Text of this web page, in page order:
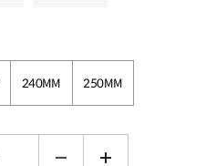
240MM 250MM